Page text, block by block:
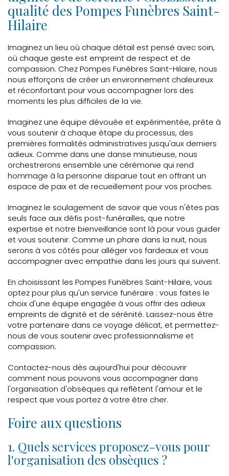
qualité des Pompes Funèbres Saint-
Hilaire
Imaginez un lieu où chaque détail est pensé avec soin,
où chaque geste est empreint de respect et de
compassion. Chez Pompes Funèbres Saint-Hilaire, nous
nous efforçons de créer un environnement chaleureux
et réconfortant pour vous accompagner lors des
moments les plus difficiles de la vie.
Imaginez une équipe dévouée et expérimentée, prête à
vous soutenir à chaque étape du processus, des
premières formalités administratives jusqu'aux derniers
adieux. Comme dans une danse minutieuse, nous
orchestrerons ensemble une cérémonie qui rend
hommage à la personne disparue tout en offrant un
espace de paix et de recueillement pour vos proches.
Imaginez le soulagement de savoir que vous n'êtes pas
seuls face aux défis post-funérailles, que notre
expertise et notre bienveillance sont là pour vous guider
et vous soutenir. Comme un phare dans la nuit, nous
serons à vos côtés pour alléger vos fardeaux et vous
accompagner avec empathie dans les jours qui suivent.
En choisissant les Pompes Funèbres Saint-Hilaire, vous
optez pour plus qu'un service funéraire : vous faites le
choix d'une équipe engagée à vous offrir des adieux
empreints de dignité et de sérénité. Laissez-nous être
votre partenaire dans ce voyage délicat, et permettez-
nous de vous soutenir avec professionnalisme et
compassion.
Contactez-nous dès aujourd'hui pour découvrir
comment nous pouvons vous accompagner dans
l'organisation d'obsèques qui reflètent l'amour et le
respect que vous portez à votre être cher.
Foire aux questions
1. Quels services proposez-vous pour
l'organisation des obsèques ?